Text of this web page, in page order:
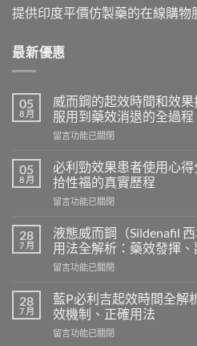
提供印度平價仿製藥的在線購物
最新優惠
05
8 月
威而鋼的起效時間和效
服用到藥效消退的全過程
在
而
鋼
的
起
時
間
和
效
持
續
間？
留言功能已關閉
05
8 月
必利勁效果患者使用心
拾性福的真實歷程
在
利
勁
效
果
者
使
用
心
留言功能已關閉
28
7 月
液態威而鋼（Sildenafil
用法全解析：藥效發揮、
在
態
威
而
鋼
留言功能已關閉
28
7 月
藍P必利吉起效時間全解
效機制、正確用法
在
留言功能已關閉